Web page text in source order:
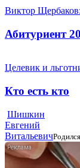
Виктор
Абитуриент
Целевик и
Кто есть кто
Шишкин
Евгений
Витальевич